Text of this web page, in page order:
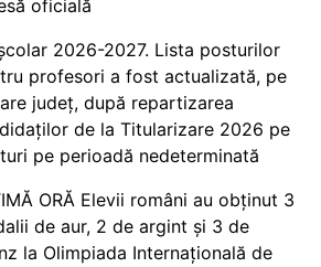
oficială
2026-2027. Lista posturilor
profesori a fost actualizată, pe
județ, după repartizarea
de la Titularizare 2026 pe
pe perioadă nedeterminată
ORĂ Elevii români au obținut 3
de aur, 2 de argint și 3 de
la Olimpiada Internațională de